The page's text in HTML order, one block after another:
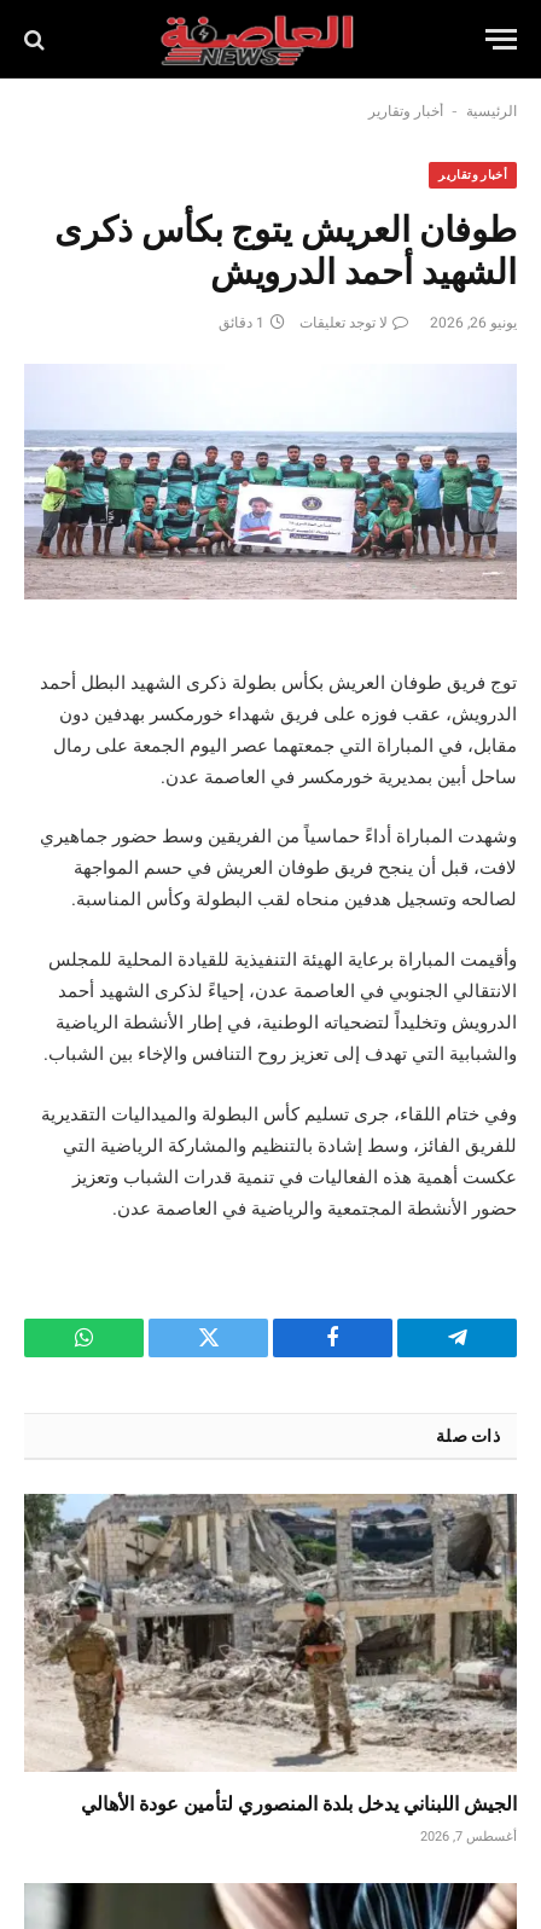
الرئيسية - أخبار وتقارير
أخبار وتقارير
طوفان العريش يتوج بكأس ذكرى
الشهيد أحمد الدرويش
يونيو 26, 2026 لا توجد تعليقات 1 دقائق
توج فريق طوفان العريش بكأس بطولة ذكرى الشهيد البطل أحمد
الدرويش، عقب فوزه على فريق شهداء خورمكسر بهدفين دون
مقابل، في المباراة التي جمعتهما عصر اليوم الجمعة على رمال
ساحل أبين بمديرية خورمكسر في العاصمة عدن.
وشهدت المباراة أداءً حماسياً من الفريقين وسط حضور جماهيري
لافت، قبل أن ينجح فريق طوفان العريش في حسم المواجهة
لصالحه وتسجيل هدفين منحاه لقب البطولة وكأس المناسبة.
وأقيمت المباراة برعاية الهيئة التنفيذية للقيادة المحلية للمجلس
الانتقالي الجنوبي في العاصمة عدن، إحياءً لذكرى الشهيد أحمد
الدرويش وتخليداً لتضحياته الوطنية، في إطار الأنشطة الرياضية
والشبابية التي تهدف إلى تعزيز روح التنافس والإخاء بين الشباب.
وفي ختام اللقاء، جرى تسليم كأس البطولة والميداليات التقديرية
للفريق الفائز، وسط إشادة بالتنظيم والمشاركة الرياضية التي
عكست أهمية هذه الفعاليات في تنمية قدرات الشباب وتعزيز
حضور الأنشطة المجتمعية والرياضية في العاصمة عدن.
تيلقرام فيسبوك تويتر واتساب
ذات صلة
الجيش اللبناني يدخل بلدة المنصوري لتأمين عودة الأهالي
أغسطس 7, 2026